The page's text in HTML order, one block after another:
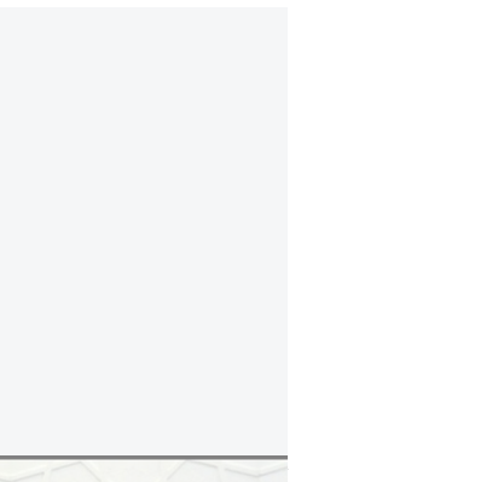
نتنياهو يزور أذريبجان لبحث انضمامها إلى "